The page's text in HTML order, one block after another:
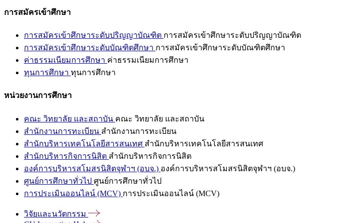
การสมัครเข้าศึกษา
การสมัครเข้าศึกษาระดับปริญญาบัณฑิต การสมัครเข้าศึกษาระดับปริญญาบัณฑิต
การสมัครเข้าศึกษาระดับบัณฑิตศึกษา การสมัครเข้าศึกษาระดับบัณฑิตศึกษา
ค่าธรรมเนียมการศึกษา ค่าธรรมเนียมการศึกษา
ทุนการศึกษา ทุนการศึกษา
หน่วยงานการศึกษา
คณะ วิทยาลัย และสถาบัน คณะ วิทยาลัย และสถาบัน
สำนักงานการทะเบียน สำนักงานการทะเบียน
สำนักบริหารเทคโนโลยีสารสนเทศ สำนักบริหารเทคโนโลยีสารสนเทศ
สำนักบริหารกิจการนิสิต สำนักบริหารกิจการนิสิต
องค์การบริหารสโมสรนิสิตจุฬาฯ (อบจ.) องค์การบริหารสโมสรนิสิตจุฬาฯ (อบจ.)
ศูนย์การศึกษาทั่วไป ศูนย์การศึกษาทั่วไป
การประเมินออนไลน์ (MCV) การประเมินออนไลน์ (MCV)
วิจัยและนวัตกรรม